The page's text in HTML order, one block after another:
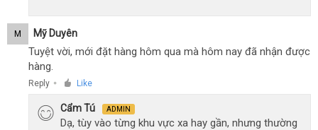
M Mỹ Duyên
Tuyệt vời, mới đặt hàng hôm qua mà hôm nay đã nhận được
hàng.
Reply ● Like
Cẩm Tú ADMIN
Dạ, tùy vào từng khu vực xa hay gần, nhưng thường